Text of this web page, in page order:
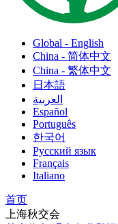
Global - English
China - 简体中文
China - 繁体中文
日本語
العربية
Español
Português
한국어
Русский язык
Français
Italiano
首页
上海秋交会